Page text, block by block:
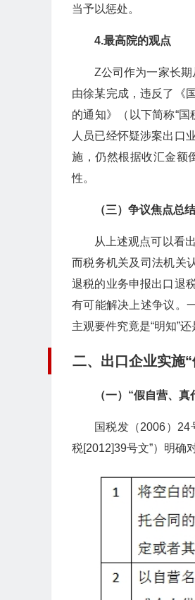
当予以惩处。
4.最高院的观点
Z公司作为一家长
由徐某完成，违反了《
的通知》（以下简称“
人员已经怀疑涉案出口
施，仍然根据收汇金额
性。
（三）争议焦点总
从上述观点可以看
而税务机关及司法机关
退税的业务申报出口退
有可能解决上述争议。
主观要件究竟是“明知”
二、出口企业实施
（一）“假自营、
国税发（2006）24
税[2012]39号文”）明确